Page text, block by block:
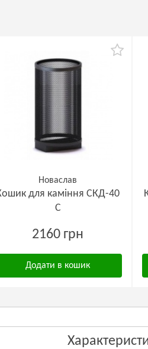
Новаслав
для каміння СКД-40
С
2160 грн
Додати в кошик